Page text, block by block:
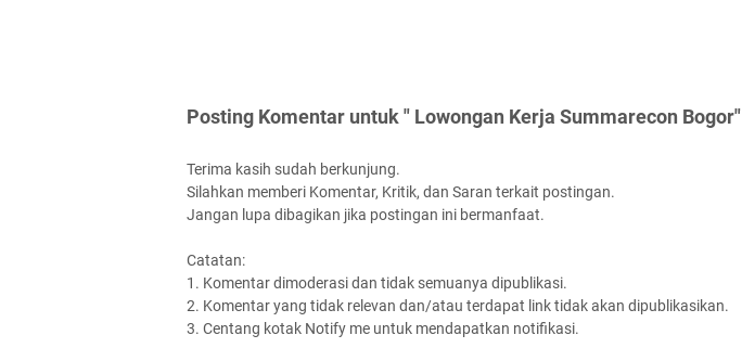
Posting Komentar untuk " Lowongan Kerja Summarecon Bogor"
Terima kasih sudah berkunjung.
Silahkan memberi Komentar, Kritik, dan Saran terkait postingan.
Jangan lupa dibagikan jika postingan ini bermanfaat.
Catatan:
1. Komentar dimoderasi dan tidak semuanya dipublikasi.
2. Komentar yang tidak relevan dan/atau terdapat link tidak akan dipublikasikan.
3. Centang kotak Notify me untuk mendapatkan notifikasi.